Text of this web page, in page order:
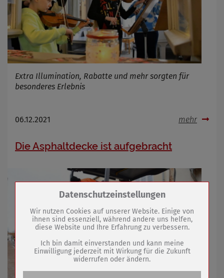
Extra Illumination, Rabatte und mehr sorgten für
besonderes Erlebnis
06.12.2021 mehr
Die Asphaltdecke ist aufgebracht
Zum Betrieb der Seite notwendige Cookies /
Name
PHP Session Cookie
Anbieter
Eigentümer dieser Website (Wenko-
Wenselaar GmbH & Co. KG)
Absicherung Kontaktformular / SPAM
Datenschutzeinstellungen
Wir nutzen Cookies auf unserer Website. Einige von
ihnen sind essenziell, während andere uns helfen,
diese Website und Ihre Erfahrung zu verbessern.
Ich bin damit einverstanden und kann meine
Einwilligung jederzeit mit Wirkung für die Zukunft
widerrufen oder ändern.